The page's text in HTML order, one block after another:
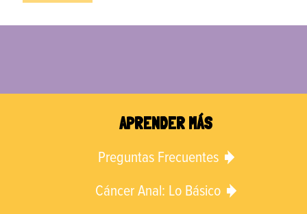
APRENDER MÁS
Preguntas Frecuentes
Cáncer Anal: Lo Básico